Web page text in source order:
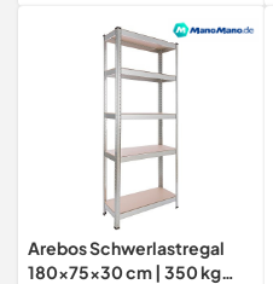
Arebos Schwerlastregal
180x75x30 cm | 350 kg